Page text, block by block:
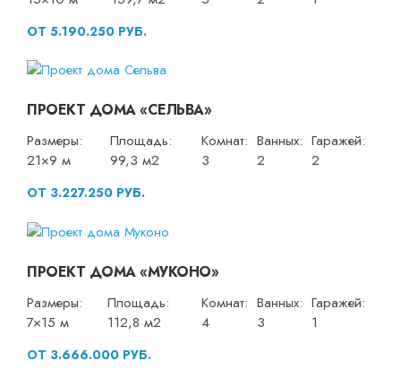
ОТ 5.190.250 РУБ.
ПРОЕКТ ДОМА «СЕЛЬВА»
Размеры:
21×9 м
Площадь:
99,3 м2
Комнат:
3
Ванных:
2
Гаражей:
2
ОТ 3.227.250 РУБ.
ПРОЕКТ ДОМА «МУКОНО»
Размеры:
7×15 м
Площадь:
112,8 м2
Комнат:
4
Ванных:
3
Гаражей:
1
ОТ 3.666.000 РУБ.